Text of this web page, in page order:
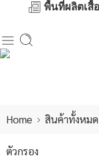
พื้นที่ผลิตเสื้
Home สินค้าทั้งหมด
ตัวกรอง